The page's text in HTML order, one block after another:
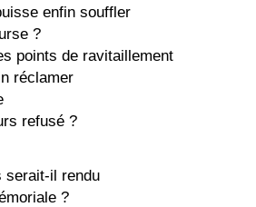
enfin souffler
?
points de ravitaillement
réclamer
refusé ?
serait-il rendu
?